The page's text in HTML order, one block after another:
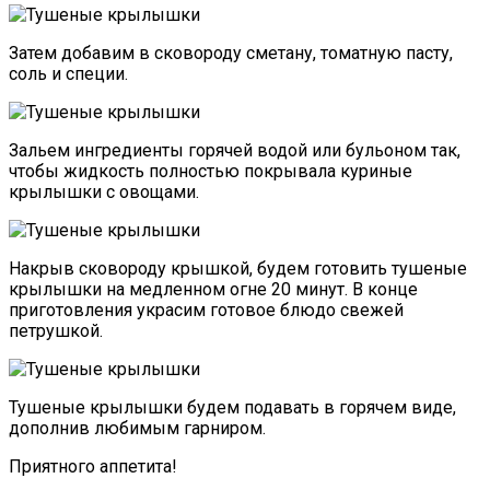
Затем добавим в сковороду сметану, томатную пасту,
соль и специи.
Зальем ингредиенты горячей водой или бульоном так,
чтобы жидкость полностью покрывала куриные
крылышки с овощами.
Накрыв сковороду крышкой, будем готовить тушеные
крылышки на медленном огне 20 минут. В конце
приготовления украсим готовое блюдо свежей
петрушкой.
Тушеные крылышки будем подавать в горячем виде,
дополнив любимым гарниром.
Приятного аппетита!